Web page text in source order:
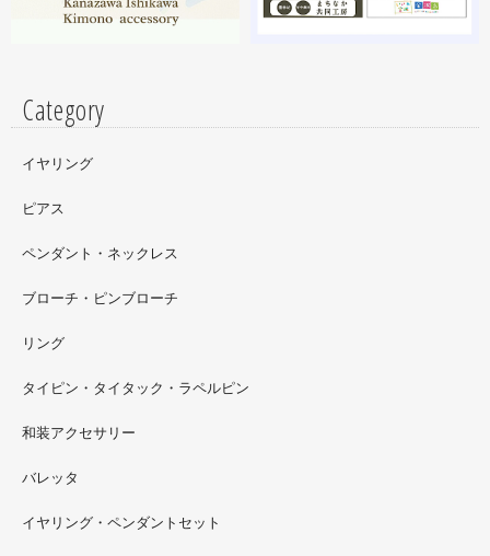
はドラマに登場していたキャラクターです。
ただ今 東武百貨店船橋店に出展中です。9月20日まで4階
イベントスペースにいます。お近くの方はぜひお越しくだ
Category
イヤリング
ピアス
ペンダント・ネックレス
ブローチ・ピンブローチ
リング
タイピン・タイタック・ラペルピン
和装アクセサリー
バレッタ
イヤリング・ペンダントセット